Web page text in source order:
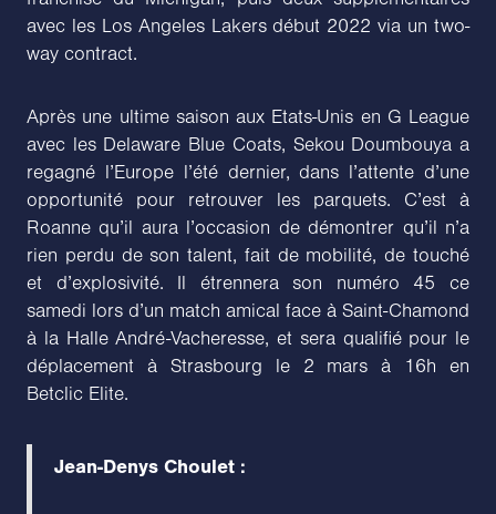
avec les Los Angeles Lakers début 2022 via un two-
way contract.
Après une ultime saison aux Etats-Unis en G League
avec les Delaware Blue Coats, Sekou Doumbouya a
regagné l’Europe l’été dernier, dans l’attente d’une
opportunité pour retrouver les parquets. C’est à
Roanne qu’il aura l’occasion de démontrer qu’il n’a
rien perdu de son talent, fait de mobilité, de touché
et d’explosivité. Il étrennera son numéro 45 ce
samedi lors d’un match amical face à Saint-Chamond
à la Halle André-Vacheresse, et sera qualifié pour le
déplacement à Strasbourg le 2 mars à 16h en
Betclic Elite.
Jean-Denys Choulet :